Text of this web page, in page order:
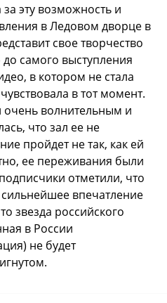
эту возможность и
в Ледовом дворце в
свое творчество
самого выступления
в котором не стала
в тот момент.
очень волнительным и
что зал ее не
пройдет не так, как ей
ее переживания были
отметили, что
впечатление
звезда российского
в России
не будет